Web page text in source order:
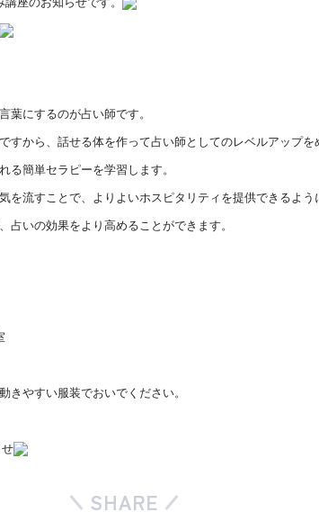
葉にするのが占い師です。
すから、 話せる体を作って占い師としてのレベルアップを
る簡単セラピーを学習します。
を流すことで、 よりよいホスピタリティを提供できるよう
占いの効果をより高めることができます。
きやすい服装でおいでください。
SHARE